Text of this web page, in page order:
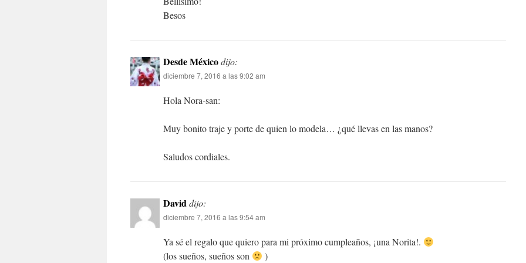
Besos
Desde Méxicodijo:
diciembre 7, 2016 a las 9:02 am
Hola Nora-san:
Muy bonito traje y porte de quien lo modela… ¿qué llevas en las manos?
Saludos cordiales.
Daviddijo:
diciembre 7, 2016 a las 9:54 am
Ya sé el regalo que quiero para mi próximo cumpleaños, ¡una Norita!.
(los sueños, sueños son
)